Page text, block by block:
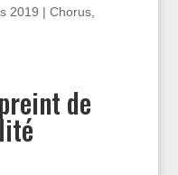
2019 | Chorus,
de